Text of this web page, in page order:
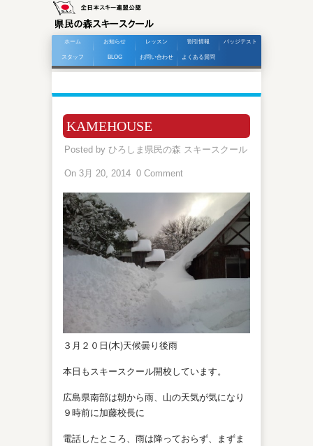
ホーム お知らせ レッスン 割引情報 バッジテスト
スタッフ BLOG お問い合わせ よくある質問
KAMEHOUSE
Posted by ひろしま県民の森 スキースクール
On 3月 20, 2014 0 Comment
３月２０日(木)天候曇り後雨
本日もスキースクール開校しています。
広島県南部は朝から雨、山の天気が気になり
９時前に加藤校長に
電話したところ、雨は降っておらず、まずま